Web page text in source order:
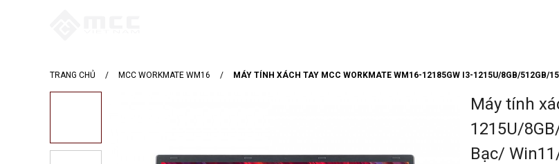
TRANG CHỦ / MCC WORKMATE WM16 / MÁY TÍNH XÁCH TAY MCC WORKMATE WM16-12185GW I3-1215U/8GB/512GB/
Máy tính
1215U/
Bạc/